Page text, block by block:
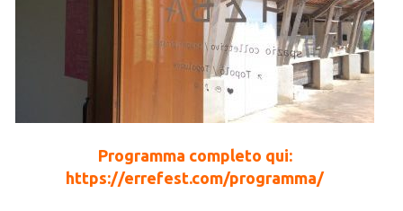
Programma completo qui:
https://errefest.com/programma/